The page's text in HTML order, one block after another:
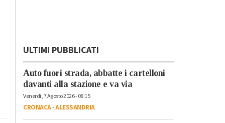
ULTIMI PUBBLICATI
Auto fuori strada, abbatte i cartelloni
davanti alla stazione e va via
Venerdì, 7 Agosto 2026 - 08:15
CRONACA-ALESSANDRIA